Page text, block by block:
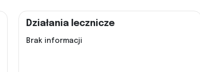
Działania lecznicze
Brak informacji